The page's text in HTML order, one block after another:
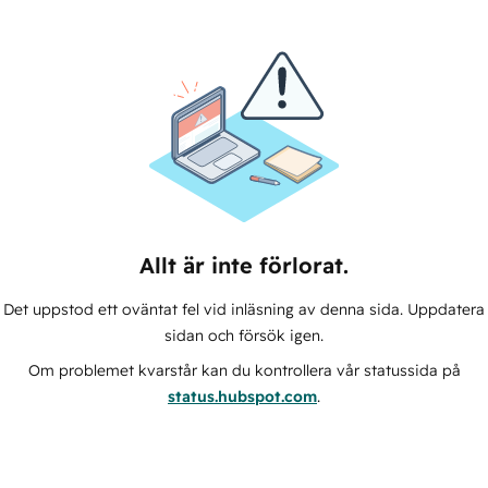
Allt är inte förlorat.
Det uppstod ett oväntat fel vid inläsning av denna sida. Uppdatera
sidan och försök igen.
Om problemet kvarstår kan du kontrollera vår statussida på
status.hubspot.com.